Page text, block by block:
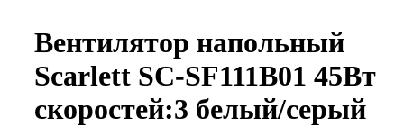
Вентилятор напольный
Scarlett SC-SF111B01 45Вт
скоростей:3 белый/серый